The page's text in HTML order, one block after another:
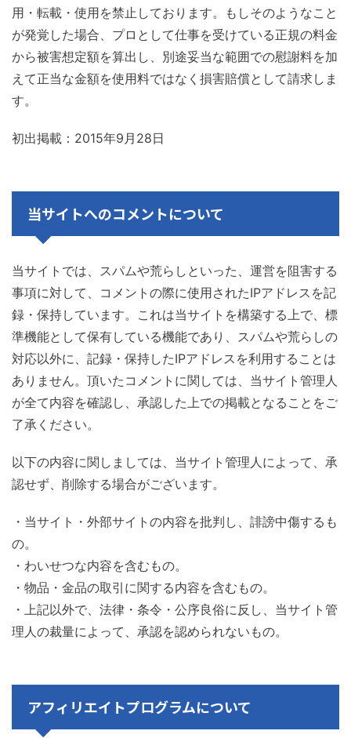
用・転載・使用を禁止しております。もしそのようなこと
が発覚した場合、プロとして仕事を受けている正規の料金
から被害想定額を算出し、別途妥当な範囲での慰謝料を加
えて正当な金額を使用料ではなく損害賠償として請求しま
す。
初出掲載：2015年9月28日
当サイトへのコメントについて
当サイトでは、スパムや荒らしといった、運営を阻害する
事項に対して、コメントの際に使用されたIPアドレスを記
録・保持しています。これは当サイトを構築する上で、標
準機能として保有している機能であり、スパムや荒らしの
対応以外に、記録・保持したIPアドレスを利用することは
ありません。頂いたコメントに関しては、当サイト管理人
が全て内容を確認し、承認した上での掲載となることをご
了承ください。
以下の内容に関しましては、当サイト管理人によって、承
認せず、削除する場合がございます。
・当サイト・外部サイトの内容を批判し、誹謗中傷するも
の。
・わいせつな内容を含むもの。
・物品・金品の取引に関する内容を含むもの。
・上記以外で、法律・条令・公序良俗に反し、当サイト管
理人の裁量によって、承認を認められないもの。
アフィリエイトプログラムについて